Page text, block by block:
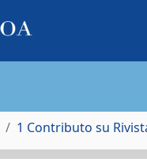
1 Contributo su